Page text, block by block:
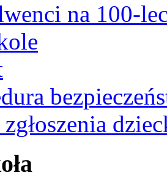
na 100-